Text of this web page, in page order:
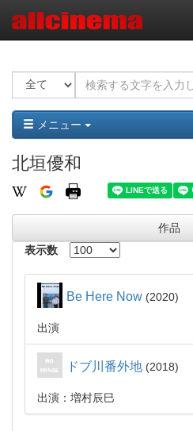
メニュー
北垣優和
作品
表示数
Be Here Now 2020
出演
ドブ川番外地 2018
出演：増村辰巳